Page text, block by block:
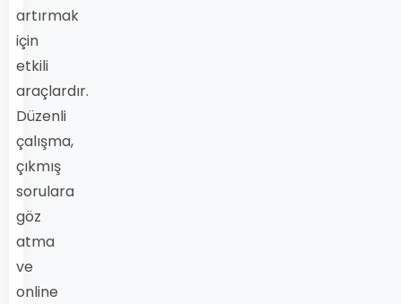
artırmak
için
etkili
araçlardır.
Düzenli
çalışma,
çıkmış
sorulara
göz
atma
ve
online